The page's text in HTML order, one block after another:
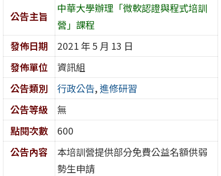
公告主旨
中華大學辦理「微軟認證與程式培訓
營」課程
發佈日期
2021 年 5 月 13 日
發佈單位
資訊組
公告類別
行政公告,進修研習
公告等級
無
點閱次數
600
公告內容
本培訓營提供部分免費公益名額供弱
勢生申請